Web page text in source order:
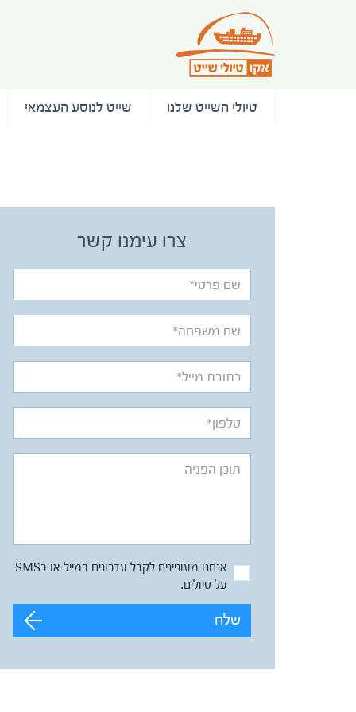
טיולי השייט שלנו שייט לנוסע העצמאי
צרו עימנו קשר
אנחנו מעוניינים לקבל עדכונים במייל או בSMS
על טיולים.
שלח